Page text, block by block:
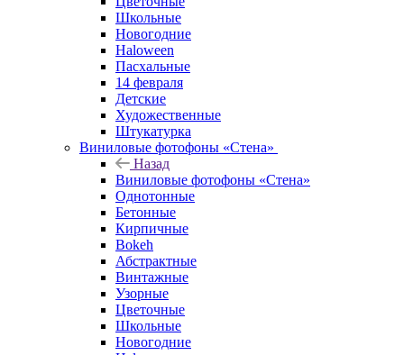
Школьные
Новогодние
Haloween
Пасхальные
14 февраля
Детские
Художественные
Штукатурка
Виниловые фотофоны «Стена»
Назад
Виниловые фотофоны «Стена»
Однотонные
Бетонные
Кирпичные
Bokeh
Абстрактные
Винтажные
Узорные
Цветочные
Школьные
Новогодние